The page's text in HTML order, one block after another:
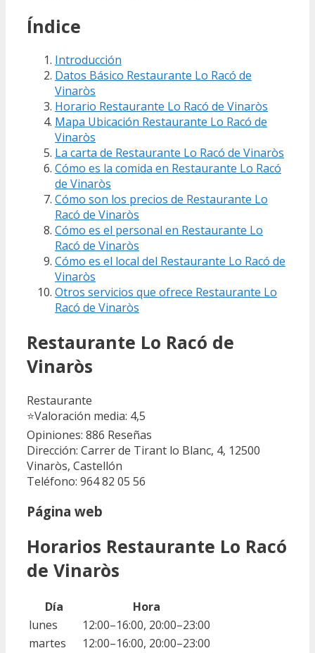
Índice
Introducción
Datos Básico Restaurante Lo Racó de
Vinaròs
Horario Restaurante Lo Racó de Vinaròs
Mapa Ubicación Restaurante Lo Racó de
Vinaròs
La carta de Restaurante Lo Racó de Vinaròs
Cómo es la comida en Restaurante Lo Racó
de Vinaròs
Cómo son los precios de Restaurante Lo
Racó de Vinaròs
Cómo es el personal en Restaurante Lo
Racó de Vinaròs
Cómo es el local del Restaurante Lo Racó de
Vinaròs
Otros servicios que ofrece Restaurante Lo
Racó de Vinaròs
Restaurante Lo Racó de
Vinaròs
Restaurante
⭐Valoración media: 4,5
Opiniones: 886 Reseñas
Dirección: Carrer de Tirant lo Blanc, 4, 12500
Vinaròs, Castellón
Teléfono: 964 82 05 56
Página web
Horarios Restaurante Lo Racó
de Vinaròs
Día
Hora
lunes
12:00–16:00, 20:00–23:00
martes
12:00–16:00, 20:00–23:00